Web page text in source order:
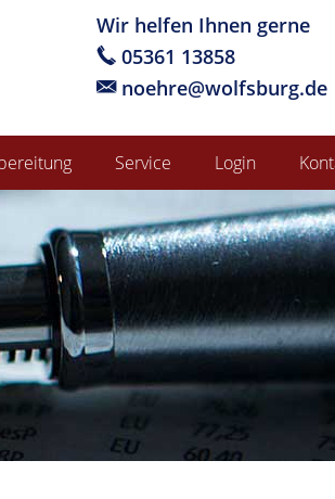
Wir helfen Ihnen gerne
05361 13858
noehre@wolfsburg.de
Service Login